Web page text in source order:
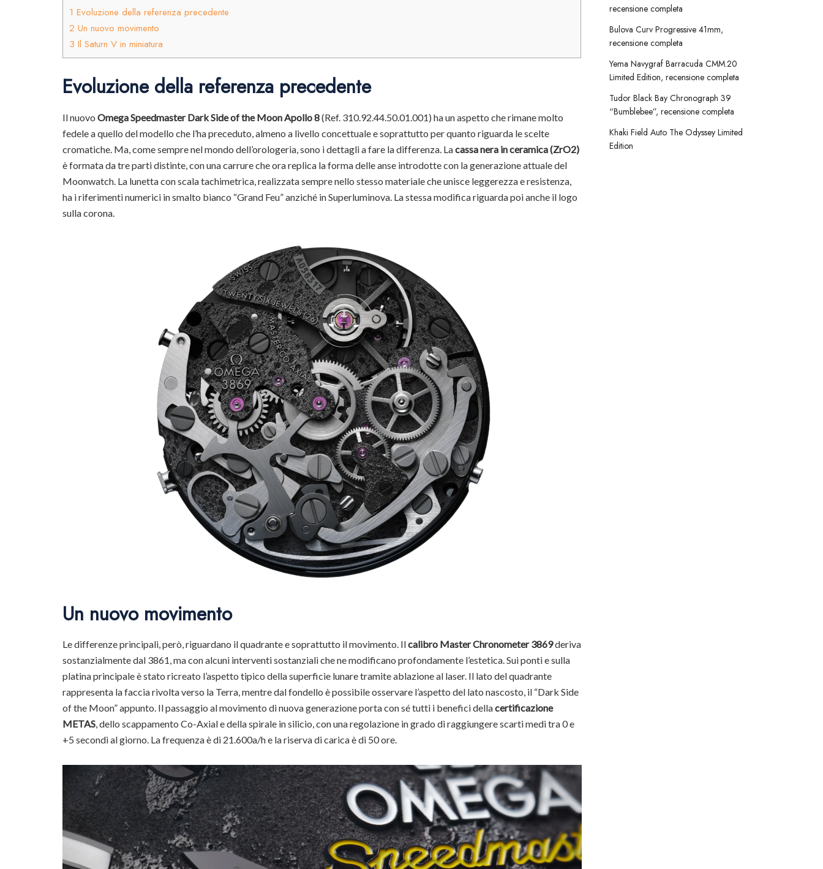
1 Evoluzione della referenza precedente
2 Un nuovo movimento
3 Il Saturn V in miniatura
Evoluzione della referenza precedente
Il nuovo Omega Speedmaster Dark Side of the Moon Apollo 8(Ref. 310.92.44.50.01.001) ha un aspetto che rimane molto
fedele a quello del modello che l’ha preceduto, almeno a livello concettuale e soprattutto per quanto riguarda le scelte
cromatiche. Ma, come sempre nel mondo dell’orologeria, sono i dettagli a fare la differenza. Lacassa nera in ceramica (ZrO2)
è formata da tre parti distinte, con una carrure che ora replica la forma delle anse introdotte con la generazione attuale del
Moonwatch. La lunetta con scala tachimetrica, realizzata sempre nello stesso materiale che unisce leggerezza e resistenza,
ha i riferimenti numerici in smalto bianco “Grand Feu” anziché in Superluminova. La stessa modifica riguarda poi anche il logo
sulla corona.
Un nuovo movimento
Le differenze principali, però, riguardano il quadrante e soprattutto il movimento. Ilcalibro Master Chronometer 3869deriva
sostanzialmente dal 3861, ma con alcuni interventi sostanziali che ne modificano profondamente l’estetica. Sui ponti e sulla
platina principale è stato ricreato l’aspetto tipico della superficie lunare tramite ablazione al laser. Il lato del quadrante
rappresenta la faccia rivolta verso la Terra, mentre dal fondello è possibile osservare l’aspetto del lato nascosto, il “Dark Side
of the Moon” appunto. Il passaggio al movimento di nuova generazione porta con sé tutti i benefici dellacertificazione
METAS, dello scappamento Co-Axial e della spirale in silicio, con una regolazione in grado di raggiungere scarti medi tra 0 e
+5 secondi al giorno. La frequenza è di 21.600a/h e la riserva di carica è di 50 ore.
recensione completa
Bulova Curv Progressive 41mm,
recensione completa
Yema Navygraf Barracuda CMM.20
Limited Edition, recensione completa
Tudor Black Bay Chronograph 39
“Bumblebee”, recensione completa
Khaki Field Auto The Odyssey Limited
Edition